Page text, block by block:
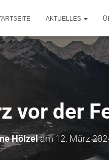
AKTUELLES
vor der
Hölzelam12. März